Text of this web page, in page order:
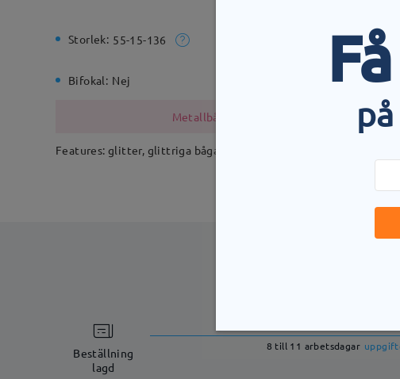
Storlek: 55-15-136 Total bredd: 137
Bifokal: Nej Gångjärn med
Metallbågen innehåller nickel på grund
Features: glitter, glittriga bågar, båglösa glasögon
Beställning
lagd
8 till 11 arbetsdagar